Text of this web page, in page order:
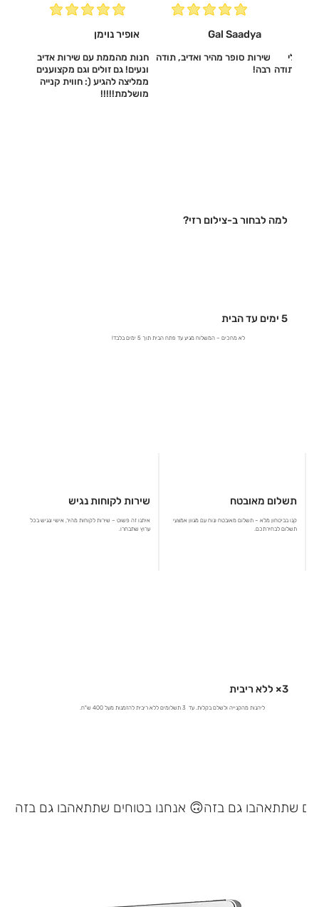
אופיר נוימן
חנות מהממת עם שירות אדיב
ונעים! גם זולים וגם מקצוענים
ממליצה להגיע (: חווית קנייה
מושלמת!!!!!‎
Gal Saadya
שירות סופר מהיר ואדיב, תודה
רבה!
לי
תודה
למה לבחור ב-צילום רזי?
שירות לקוחות נגיש
איתנו זה פשוט – שירות לקוחות מהיר, אישי ונגיש בכל
ערוץ שתבחרו.
5 ימים עד הבית
לא מחכים – המשלוח מגיע עד פתח הבית תוך 5 ימים בלבד!
תשלום מאובטח
קנו בביטחון מלא – תשלום מאובטח ונוח עם מגוון אמצעי
תשלום לבחירתכם.
3× ללא ריבית
ליהנות מהקנייה ולשלם בקלות. עד 3 תשלומים ללא ריבית להזמנות מעל 400 ש"ח.
אנחנו בטוחים שתתאהבו גם בזה 🙃